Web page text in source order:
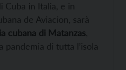
Cuba in Italia, e in
de Aviacion, sarà
cubana di Matanzas
pandemia di tutta l’isola